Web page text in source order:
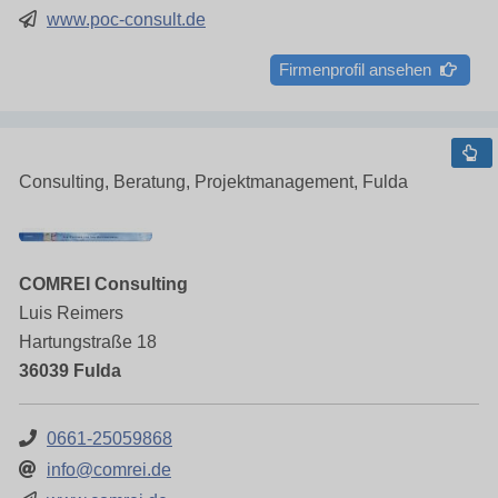
www.poc-consult.de
Firmenprofil ansehen
Consulting, Beratung, Projektmanagement, Fulda
COMREI Consulting
Luis Reimers
Hartungstraße 18
36039 Fulda
0661-25059868
info@comrei.de